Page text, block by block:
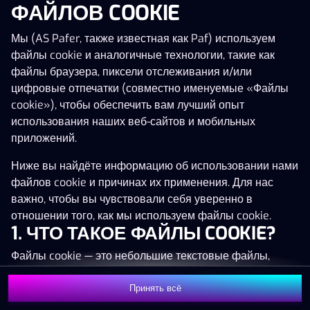
Нажми в любое место!
MEGA 1 357 771 €
MAJOR 10 423 €
MINOR 722 €Присоединиться
ФАЙЛОВ COOKIE
Мы (AS Pafer, также известная как Paf) используем
файлы cookie и аналогичные технологии, такие как
файлы браузера, пиксели отслеживания и/или
цифровые отпечатки (совместно именуемые «Файлы
cookie»), чтобы обеспечить вам лучший опыт
использования наших веб-сайтов и мобильных
приложений.
Ниже вы найдёте информацию об использовании нами
файлов cookie и причинах их применения. Для нас
важно, чтобы вы чувствовали себя уверенно в
отношении того, как мы используем файлы cookie.
1. ЧТО ТАКОЕ ФАЙЛЫ COOKIE?
Файлы cookie — это небольшие текстовые файлы,
которые сохраняются на вашем устройстве (например,
на компьютере, мобильном телефоне или планшете)
при посещении наших веб-сайтов. Размещение
Принять всё